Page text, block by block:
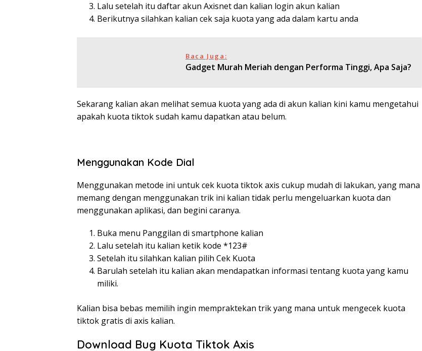
Lalu setelah itu daftar akun Axisnet dan kalian login akun kalian
Berikutnya silahkan kalian cek saja kuota yang ada dalam kartu anda
Baca Juga:
Gadget Murah Meriah dengan Performa Tinggi, Apa Saja?
Sekarang kalian akan melihat semua kuota yang ada di akun kalian kini kamu mengetahui
apakah kuota tiktok sudah kamu dapatkan atau belum.
Menggunakan Kode Dial
Menggunakan metode ini untuk cek kuota tiktok axis cukup mudah di lakukan, yang mana
memang dengan menggunakan trik ini kalian tidak perlu mengeluarkan kuota dan
menggunakan aplikasi, dan begini caranya.
Buka menu Panggilan di smartphone kalian
Lalu setelah itu kalian ketik kode *123#
Setelah itu silahkan kalian pilih Cek Kuota
Barulah setelah itu kalian akan mendapatkan informasi tentang kuota yang kamu
miliki.
Kalian bisa bebas memilih ingin mempraktekan trik yang mana untuk mengecek kuota
tiktok gratis di axis kalian.
Download Bug Kuota Tiktok Axis